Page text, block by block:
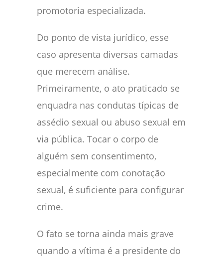
promotoria especializada.
Do ponto de vista jurídico, esse
caso apresenta diversas camadas
que merecem análise.
Primeiramente, o ato praticado se
enquadra nas condutas típicas de
assédio sexual ou abuso sexual em
via pública. Tocar o corpo de
alguém sem consentimento,
especialmente com conotação
sexual, é suficiente para configurar
crime.
O fato se torna ainda mais grave
quando a vítima é a presidente do